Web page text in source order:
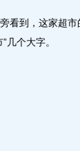
到，这家超市
几个大字。